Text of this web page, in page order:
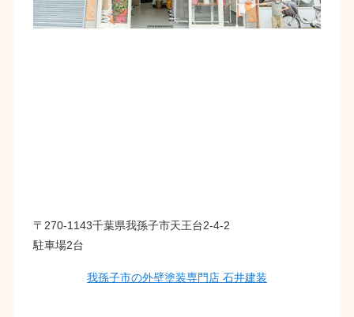
〒270-1143千葉県我孫子市天王台2-4-2
駐車場2台
我孫子市の外壁塗装専門店 石井建装